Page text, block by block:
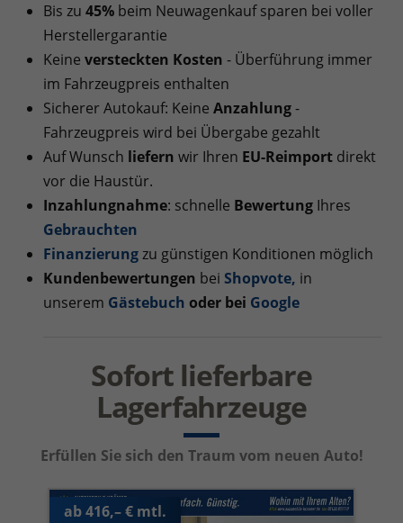
Bis zu 45% beim Neuwagenkauf sparen bei voller
Herstellergarantie
Keine versteckten Kosten - Überführung immer
im Fahrzeugpreis enthalten
Sicherer Autokauf: Keine Anzahlung-
Fahrzeugpreis wird bei Übergabe gezahlt
Auf Wunsch liefern wir Ihren EU-Reimport direkt
vor die Haustür.
Inzahlungnahme: schnelle Bewertung Ihres
Gebrauchten
Finanzierungzu günstigen Konditionen möglich
Kundenbewertungen bei Shopvote, in
unserem Gästebuch oder bei Google
Sofort lieferbare
Lagerfahrzeuge
Erfüllen Sie sich den Traum vom neuen Auto!
ab 416,– € mtl.